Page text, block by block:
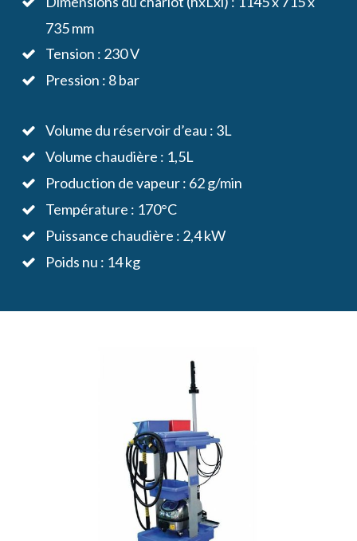
735 mm
Tension : 230 V
Pression : 8 bar
Volume du réservoir d’eau : 3L
Volume chaudière : 1,5L
Production de vapeur : 62 g/min
Température : 170°C
Puissance chaudière : 2,4 kW
Poids nu : 14 kg